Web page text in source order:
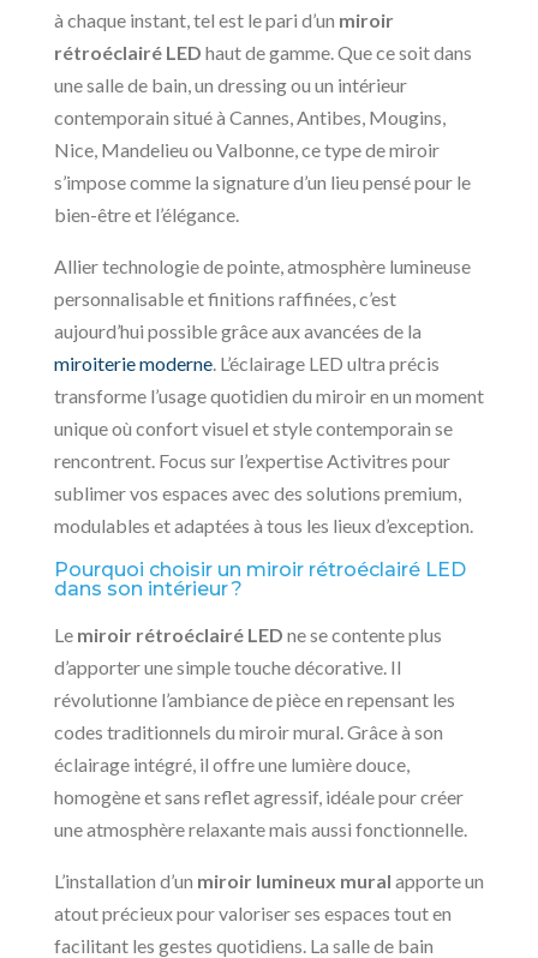
à chaque instant, tel est le pari d’un miroir
rétroéclairé LED haut de gamme. Que ce soit dans
une salle de bain, un dressing ou un intérieur
contemporain situé à Cannes, Antibes, Mougins,
Nice, Mandelieu ou Valbonne, ce type de miroir
s’impose comme la signature d’un lieu pensé pour le
bien-être et l’élégance.
Allier technologie de pointe, atmosphère lumineuse
personnalisable et finitions raffinées, c’est
aujourd’hui possible grâce aux avancées de la
miroiterie moderne. L’éclairage LED ultra précis
transforme l’usage quotidien du miroir en un moment
unique où confort visuel et style contemporain se
rencontrent. Focus sur l’expertise Activitres pour
sublimer vos espaces avec des solutions premium,
modulables et adaptées à tous les lieux d’exception.
Pourquoi choisir un miroir rétroéclairé LED
dans son intérieur ?
Le miroir rétroéclairé LED ne se contente plus
d’apporter une simple touche décorative. Il
révolutionne l’ambiance de pièce en repensant les
codes traditionnels du miroir mural. Grâce à son
éclairage intégré, il offre une lumière douce,
homogène et sans reflet agressif, idéale pour créer
une atmosphère relaxante mais aussi fonctionnelle.
L’installation d’un miroir lumineux mural apporte un
atout précieux pour valoriser ses espaces tout en
facilitant les gestes quotidiens. La salle de bain